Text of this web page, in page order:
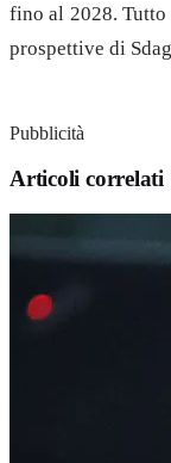
fino al 2028.
prospettive di
Pubblicità
Articoli correlati